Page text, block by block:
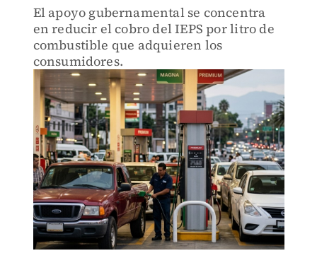
El apoyo gubernamental se concentra
en reducir el cobro del IEPS por litro de
combustible que adquieren los
consumidores.